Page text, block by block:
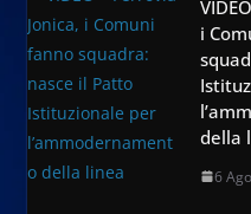
i
della
6